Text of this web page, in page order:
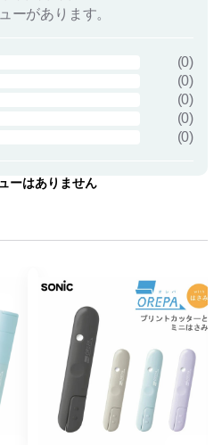
ーがあります。
(0)
(0)
(0)
(0)
(0)
ーはありません